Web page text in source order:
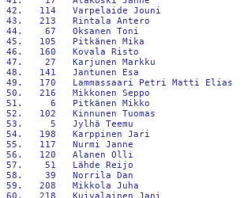
42.   114   Varpelaide Jouni
43.   213   Rintala Antero
44.    67   Oksanen Toni
45.   105   Pitkänen Mika
46.   160   Kovala Risto
47.    27   Karjunen Markku
48.   141   Jantunen Esa
49.   170   Lammassaari Petri Matti
50.   216   Mikkonen Seppo
51.     6   Pitkänen Mikko
52.   102   Kinnunen Tuomas
53.     5   Jylhä Teemu
54.   198   Karppinen Jari
55.   117   Nurmi Janne
56.   120   Alanen Olli
57.    51   Lähde Reijo
58.    39   Norrila Dan
59.   208   Mikkola Juha
60.   218   Kuivalainen Jani